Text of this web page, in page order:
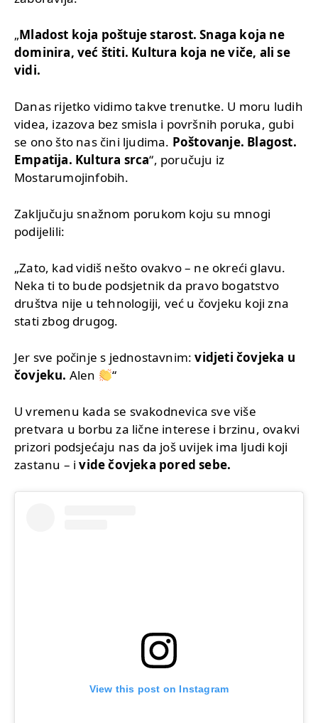
„Mladost koja poštuje starost. Snaga koja ne
dominira, već štiti. Kultura koja ne viče, ali se
vidi.
Danas rijetko vidimo takve trenutke. U moru ludih
videa, izazova bez smisla i površnih poruka, gubi
se ono što nas čini ljudima. Poštovanje. Blagost.
Empatija. Kultura srca“, poručuju iz
Mostarumojinfobih.
Zaključuju snažnom porukom koju su mnogi
podijelili:
„Zato, kad vidiš nešto ovakvo – ne okreći glavu.
Neka ti to bude podsjetnik da pravo bogatstvo
društva nije u tehnologiji, već u čovjeku koji zna
stati zbog drugog.
Jer sve počinje s jednostavnim:vidjeti čovjeka u
čovjeku. Alen “
U vremenu kada se svakodnevica sve više
pretvara u borbu za lične interese i brzinu, ovakvi
prizori podsjećaju nas da još uvijek ima ljudi koji
zastanu – ivide čovjeka pored sebe.
View this post on Instagram